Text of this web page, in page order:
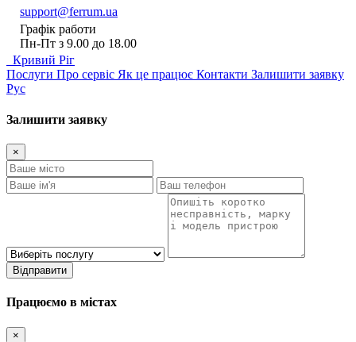
support@ferrum.ua
Графік работи
Пн-Пт з 9.00 до 18.00
Кривий Ріг
Послуги Про сервіс Як це працює Контакти Залишити заявку
Рус
Залишити заявку
×
Відправити
Працюємо в містах
×